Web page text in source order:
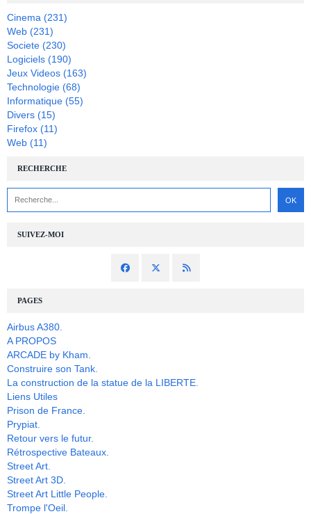
SUIVEZ-MOI
RECHERCHE
PAGES
Airbus A380.
A PROPOS
ARCADE by Kham.
Construire son Tank.
La construction de la statue de la LIBERTE.
Liens Utiles
Prison de France.
Prypiat.
Retour vers le futur.
Rétrospective Bateaux.
Street Art.
Street Art 3D.
Street Art Little People.
Trompe l'Oeil.
Cinema (231)
Web (231)
Societe (230)
Logiciels (190)
Jeux Videos (163)
Technologie (68)
Informatique (55)
Divers (15)
Firefox (11)
Web (11)